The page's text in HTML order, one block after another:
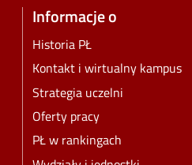
Informacje o
Historia PŁ
Kontakt i wirtualny kampus
Strategia uczelni
Oferty pracy
PŁ w rankingach